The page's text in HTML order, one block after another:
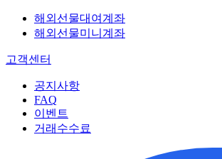
해외선물대여계좌
해외선물미니계좌
고객센터
공지사항
FAQ
이벤트
거래수수료